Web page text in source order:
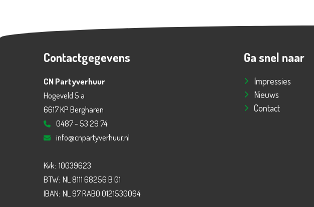
Contactgegevens
CN Partyverhuur
Hogeveld 5 a
6617 KP Bergharen
0487 - 53 29 74
info@cnpartyverhuur.nl
Kvk: 10039623
BTW: NL 8111 68256 B 01
IBAN: NL 97 RABO 0121530094
Ga snel naar
Impressies
Nieuws
Contact